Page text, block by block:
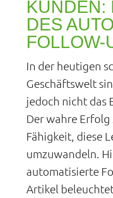
KUNDEN:
DES
FOLLOW-
In der heutigen
Geschäftswelt
jedoch nicht das
Der wahre
Fähigkeit, diese
umzuwandeln.
automatisierte
Artikel